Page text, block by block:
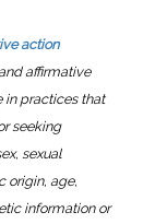
action
affirmative
in practices that
seeking
sexual
origin, age,
information or